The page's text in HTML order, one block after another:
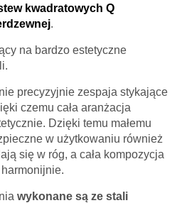
kwadratowych Q
.
na bardzo estetyczne
precyzyjnie zespaja stykające
czemu cała aranżacja
Dzięki temu małemu
w użytkowaniu również
się w róg, a cała kompozycja
wykonane są ze stali